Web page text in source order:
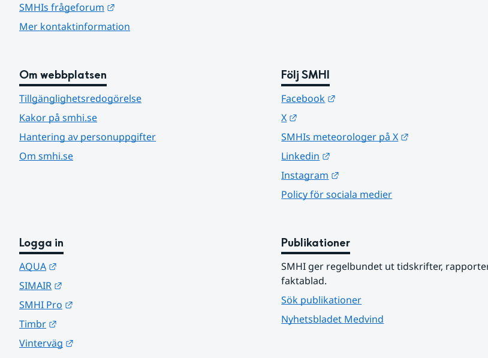
SMHIs frågeforum
Mer kontaktinformation
Om webbplatsen
Tillgänglighetsredogörelse
Kakor på smhi.se
Hantering av personuppgifter
Om smhi.se
Följ SMHI
Facebook
X
SMHIs meteorologer på X
Linkedin
Instagram
Policy för sociala medier
Logga in
AQUA
SIMAIR
SMHI Pro
Timbr
Vinterväg
Publikationer
SMHI ger regelbundet ut tidskrifter,
faktablad.
Sök publikationer
Nyhetsbladet Medvind